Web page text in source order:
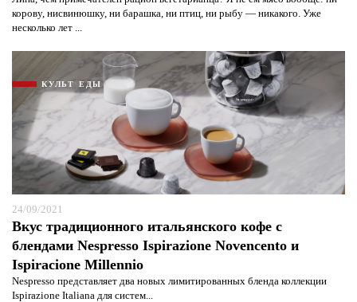
корову, нисвинюшку, ни барашка, ни птиц, ни рыбу — никакого. Уже
несколько лет ...
КУЛЬТ ЕДЫ
24/09/2021
Вкус традиционного итальянского кофе с
блендами Nespresso Ispirazione Novencento и
Ispiracione Millennio
Nespresso представляет два новых лимитированных бленда коллекции
Ispirazione Italiana для систем...